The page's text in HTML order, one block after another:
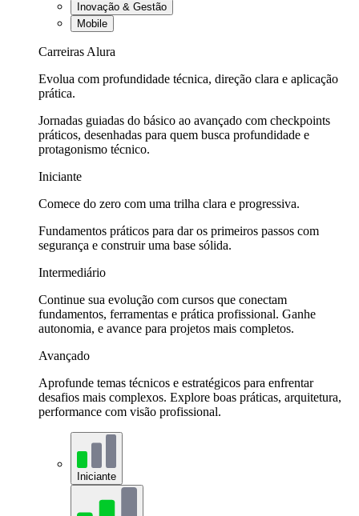
Inovação & Gestão
Mobile
Carreiras Alura
Evolua com profundidade técnica, direção clara e aplicação
prática.
Jornadas guiadas do básico ao avançado com checkpoints
práticos, desenhadas para quem busca profundidade e
protagonismo técnico.
Iniciante
Comece do zero com uma trilha clara e progressiva.
Fundamentos práticos para dar os primeiros passos com
segurança e construir uma base sólida.
Intermediário
Continue sua evolução com cursos que conectam
fundamentos, ferramentas e prática profissional. Ganhe
autonomia, e avance para projetos mais completos.
Avançado
Aprofunde temas técnicos e estratégicos para enfrentar
desafios mais complexos. Explore boas práticas, arquitetura,
performance com visão profissional.
Iniciante